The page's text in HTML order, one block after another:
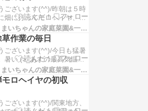
主さんは大いに盛り上がり
わんちゃんのおかげで、
しい繋がりが出来て、とて
です (o‘∀‘o)*:◦♪ところ…
ございます(^^)/昨朝は５時
畑に行ってモロヘイヤ、き
トマトの収穫をして、草取
うと思ったのですが、収獲
さに負けて撤収してしまい
！根性なしです (^-^;今日か
温も下がるみたいだから頑
思います (^.^)ところで本日
まいちゃんの家庭菜園&一人農業
作業の毎日
ございます(^^)/今日も猛暑
暑い (>_あすの最高気温予
℃日中の畑作業は無理です
のルーティンは早朝に草取
作業それとビニールハウス
て朝しか入れないので、ト
穫。そして、夕方５時くら
まいちゃんの家庭菜園&一人農業
ロヘイヤの初収
ございます(^^)/関東地方、